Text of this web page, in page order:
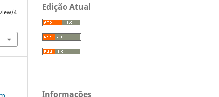
4
Edição Atual
Informações